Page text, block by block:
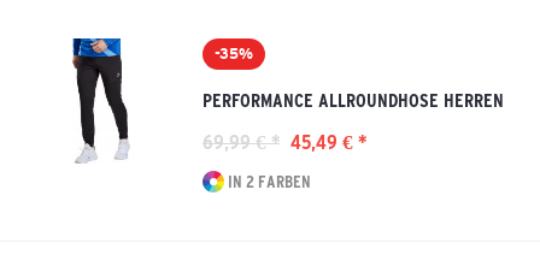
-35%
PERFORMANCE ALLROUNDHOSE HERREN
69,99 € * 45,49 € *
IN 2 FARBEN